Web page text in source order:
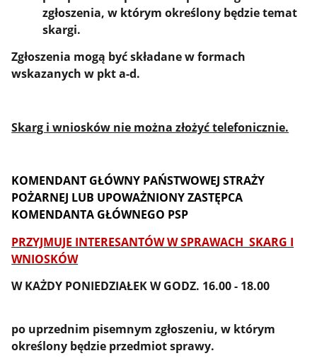
zgłoszenia, w którym określony będzie temat
skargi.
Zgłoszenia mogą być składane w formach
wskazanych w pkt a-d.
Skarg i wniosków nie można złożyć telefonicznie.
KOMENDANT GŁÓWNY PAŃSTWOWEJ STRAŻY
POŻARNEJ LUB UPOWAŻNIONYZASTĘPCA
KOMENDANTA GŁÓWNEGO PSP
PRZYJMUJE INTERESANTÓW W SPRAWACH SKARG I
WNIOSKÓW
W KAŻDY PONIEDZIAŁEK W GODZ. 16.00 - 18.00
po uprzednim pisemnym zgłoszeniu, w którym
określony będzie przedmiot sprawy.